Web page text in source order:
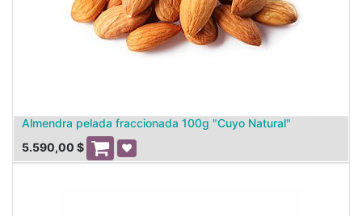
Almendra pelada fraccionada 100g "Cuyo Natural"
5.590,00 $